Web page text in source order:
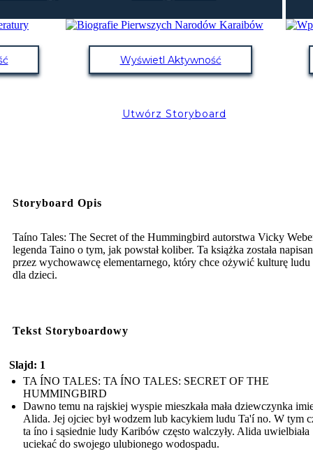
Wyświetl Aktywność
Utwórz Storyboard
Storyboard Opis
Taíno Tales: The Secret of the Hummingbird autorstwa Vicky
legenda Taino o tym, jak powstał koliber. Ta książka została
przez wychowawcę elementarnego, który chce ożywić kulturę ludu
dla dzieci.
Tekst Storyboardowy
Slajd: 1
TA ÍNO TALES: TA ÍNO TALES: SECRET OF THE
HUMMINGBIRD
Dawno temu na rajskiej wyspie mieszkała mała dziewczynka
Alida. Jej ojciec był wodzem lub kacykiem ludu Ta'í no. W tym
ta íno i sąsiednie ludy Karibów często walczyły. Alida uwielbiała
uciekać do swojego ulubionego wodospadu.